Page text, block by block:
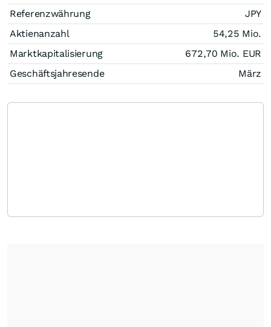
Referenzwährung
JPY
Aktienanzahl
54,25 Mio.
Marktkapitalisierung
672,70 Mio. EUR
Geschäftsjahresende
März